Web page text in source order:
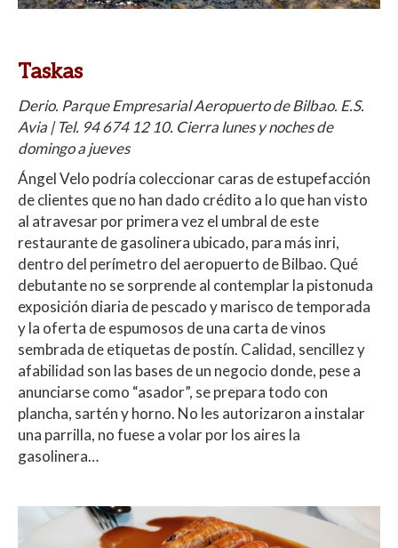
Taskas
Derio. Parque Empresarial Aeropuerto de Bilbao. E.S.
Avia | Tel. 94 674 12 10. Cierra lunes y noches de
domingo a jueves
Ángel Velo podría coleccionar caras de estupefacción
de clientes que no han dado crédito a lo que han visto
al atravesar por primera vez el umbral de este
restaurante de gasolinera ubicado, para más inri,
dentro del perímetro del aeropuerto de Bilbao. Qué
debutante no se sorprende al contemplar la pistonuda
exposición diaria de pescado y marisco de temporada
y la oferta de espumosos de una carta de vinos
sembrada de etiquetas de postín. Calidad, sencillez y
afabilidad son las bases de un negocio donde, pese a
anunciarse como “asador”, se prepara todo con
plancha, sartén y horno. No les autorizaron a instalar
una parrilla, no fuese a volar por los aires la
gasolinera…